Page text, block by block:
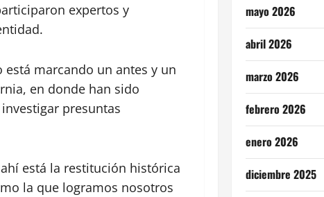
expertos y
marcando un antes y un
en donde han sido
presuntas
está la restitución histórica
la que logramos nosotros
mayo 2026
abril 2026
marzo 2026
febrero 2026
enero 2026
diciembre 2025